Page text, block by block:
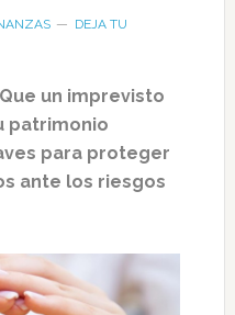
DEJA TU
un imprevisto
patrimonio
para proteger
ante los riesgos